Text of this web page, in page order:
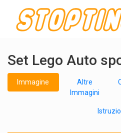
Set Lego Auto
Immagine
Altre
Immagini